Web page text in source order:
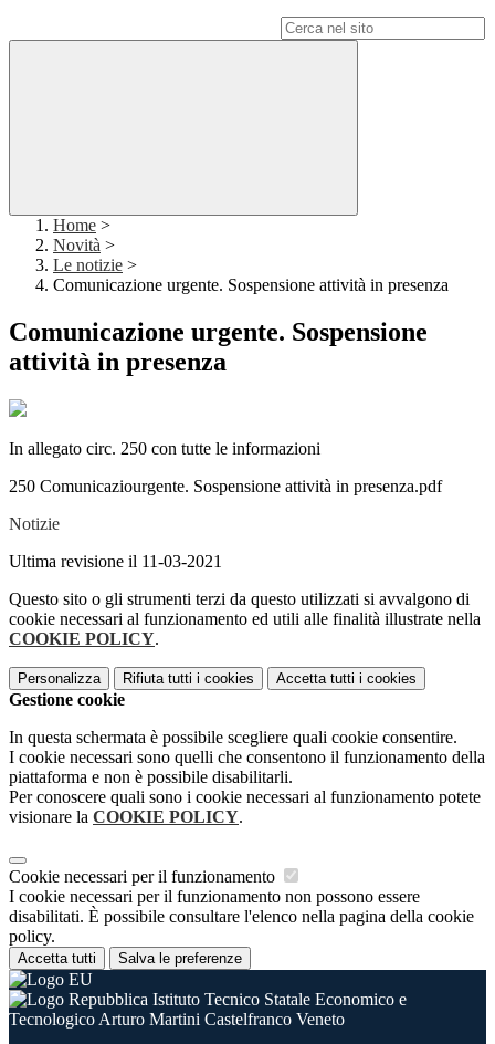
Home >
Novità >
Le notizie >
Comunicazione urgente. Sospensione attività in presenza
Comunicazione urgente. Sospensione
attività in presenza
In allegato circ. 250 con tutte le informazioni
250 Comunicaziourgente. Sospensione attività in presenza.pdf
Notizie
Ultima revisione il 11-03-2021
Questo sito o gli strumenti terzi da questo utilizzati si avvalgono di
cookie necessari al funzionamento ed utili alle finalità illustrate nella
COOKIE POLICY.
Personalizza Rifiuta tutti i cookies Accetta tutti i cookies
Gestione cookie
In questa schermata è possibile scegliere quali cookie consentire.
I cookie necessari sono quelli che consentono il funzionamento della
piattaforma e non è possibile disabilitarli.
Per conoscere quali sono i cookie necessari al funzionamento potete
visionare la COOKIE POLICY.
Cookie necessari per il funzionamento
I cookie necessari per il funzionamento non possono essere
disabilitati. È possibile consultare l'elenco nella pagina della cookie
policy.
Accetta tutti Salva le preferenze
Istituto Tecnico Statale Economico e
Tecnologico Arturo Martini Castelfranco Veneto